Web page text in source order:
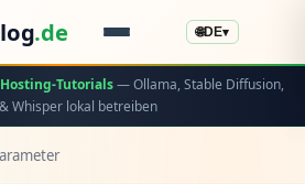
.de 🌐DE▾
Tutorials— Ollama, Stable Diffusion,
Whisper lokal betreiben